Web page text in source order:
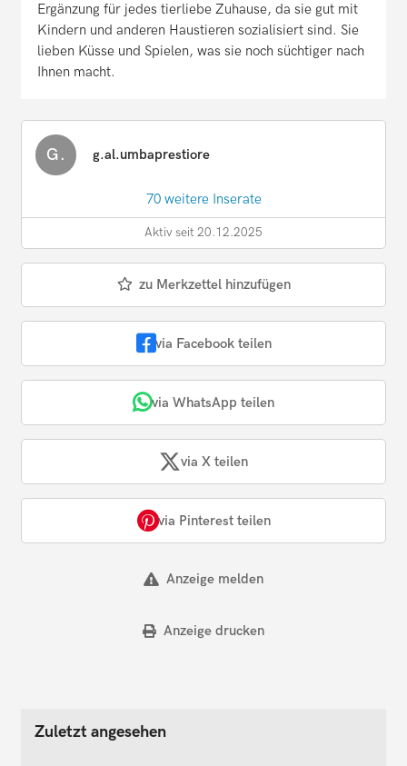
Ergänzung für jedes tierliebe Zuhause, da sie gut mit
Kindern und anderen Haustieren sozialisiert sind. Sie
lieben Küsse und Spielen, was sie noch süchtiger nach
Ihnen macht.
G. g.al.umbaprestiore
70 weitere Inserate
Aktiv seit 20.12.2025
zu Merkzettel hinzufügen
via Facebook teilen
via WhatsApp teilen
via X teilen
via Pinterest teilen
Anzeige melden
Anzeige drucken
Zuletzt angesehen